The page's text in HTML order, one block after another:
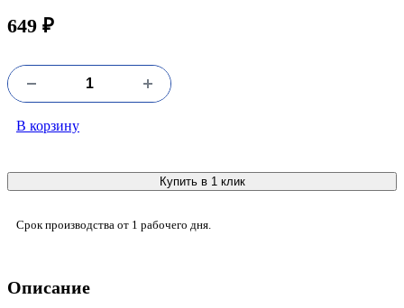
649 ₽
В корзину
Купить в 1 клик
Срок производства от 1 рабочего дня.
Описание